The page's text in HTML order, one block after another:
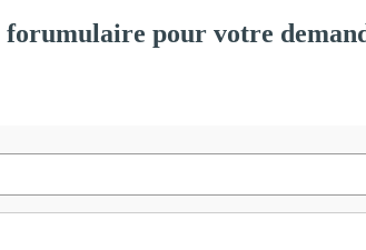
pour votre